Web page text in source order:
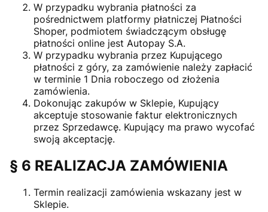
W przypadku wybrania płatności za
pośrednictwem platformy płatniczej Płatności
Shoper, podmiotem świadczącym obsługę
płatności online jest Autopay S.A.
W przypadku wybrania przez Kupującego
płatności z góry, za zamówienie należy zapłacić
w terminie 1 Dnia roboczego od złożenia
zamówienia.
Dokonując zakupów w Sklepie, Kupujący
akceptuje stosowanie faktur elektronicznych
przez Sprzedawcę. Kupujący ma prawo wycofać
swoją akceptację.
§ 6 REALIZACJA ZAMÓWIENIA
Termin realizacji zamówienia wskazany jest w
Sklepie.